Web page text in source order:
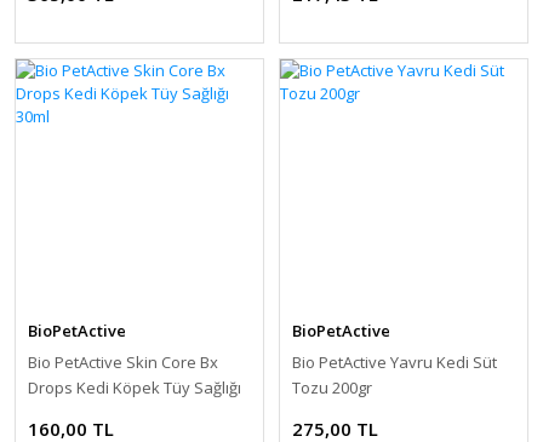
BioPetActive
Bio PetActive Skin Core Bx
Drops Kedi Köpek Tüy Sağlığı
160,00 TL
BioPetActive
Bio PetActive Yavru Kedi Süt
Tozu 200gr
275,00 TL